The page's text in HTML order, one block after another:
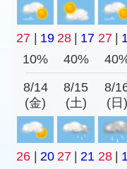
27 | 19 28 | 17 27 |
10%
40%
8/14
(金)
8/15
(土)
8/
(日)
26 | 20 27 | 21 28 |